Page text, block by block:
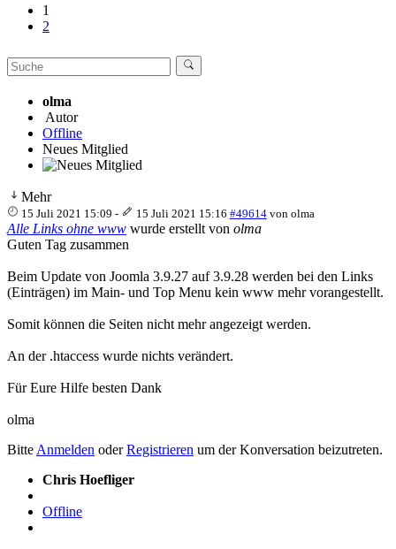
1
2
olma
Autor
Offline
Neues Mitglied
Mehr
15 Juli 2021 15:09 - 15 Juli 2021 15:16 #49614 von olma
Alle Links ohne www wurde erstellt von olma
Guten Tag zusammen
Beim Update von Joomla 3.9.27 auf 3.9.28 werden bei den Links
(Einträgen) im Main- und Top Menu kein www mehr vorangestellt.
Somit können die Seiten nicht mehr angezeigt werden.
An der .htaccess wurde nichts verändert.
Für Eure Hilfe besten Dank
olma
Bitte Anmelden oderRegistrieren um der Konversation beizutreten.
Chris Hoefliger
Offline